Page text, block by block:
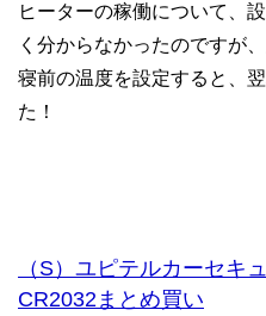
ヒーターの稼働について、
く分からなかったのですが
寝前の温度を設定すると、
た！
（S）ユピテルカーセキ
CR2032まとめ買い